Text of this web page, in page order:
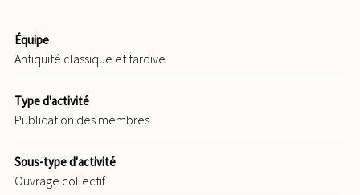
Équipe
Antiquité classique et tardive
Type d'activité
Publication des membres
Sous-type d'activité
Ouvrage collectif